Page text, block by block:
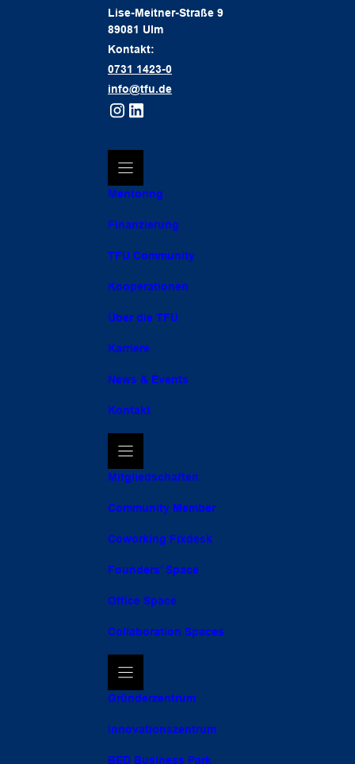
Lise-Meitner-Straße 9
89081 Ulm
Kontakt:
0731 1423-0
info@tfu.de
Mentoring
Finanzierung
TFU Community
Kooperationen
Über die TFU
Karriere
News & Events
Kontakt
Mitgliedschaften
Community Member
Coworking Fixdesk
Founders’ Space
Office Space
Collaboration Spaces
Gründerzentrum
Innovationszentrum
BED Business Park